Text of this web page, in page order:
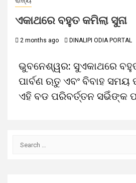
ଏକାଥରେ ବହୁତ କମିଲା ସୁନା
2 months ago DINALIPI ODIA PORTAL
ଭୁବନେଶ୍ୱର: ସୁଏକାଥରେ ବହୁତ
ପାର୍ବଣ ଋତୁ ଏବଂ ବିବାହ ସମୟ
ଏହି ବଡ ପରିବର୍ତ୍ତନ ସଭିଁଙ୍କ